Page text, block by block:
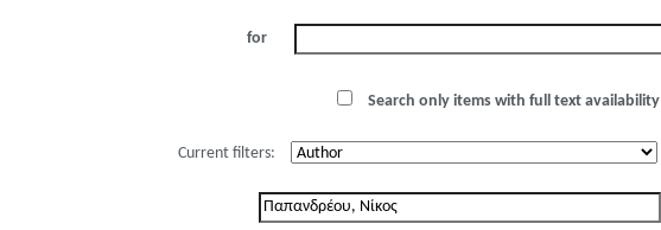
for
Search only items with full text availability
Current filters: